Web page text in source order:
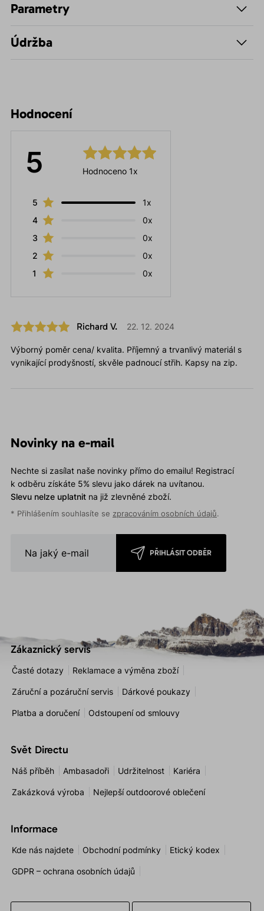
Parametry
Údržba
Hodnocení
5 Hodnoceno 1x
5
1x
4
0x
3
0x
2
0x
1
0x
Richard V. 22. 12. 2024
Výborný poměr cena/ kvalita. Příjemný a trvanlivý materiál s
vynikající prodyšností, skvěle padnoucí střih. Kapsy na zip.
Novinky na e-mail
Nechte si zasílat naše novinky přímo do emailu! Registrací
k odběru získáte 5% slevu jako dárek na uvítanou.
Slevu nelze uplatnitna již zlevněné zboží.
* Přihlášením souhlasíte se zpracováním osobních údajů.
PŘIHLÁSIT ODBĚR
Zákaznický servis
Časté dotazy Reklamace a výměna zboží
Záruční a pozáruční servis Dárkové poukazy
Platba a doručení Odstoupení od smlouvy
Svět Directu
Náš příběh Ambasadoři Udržitelnost Kariéra
Zakázková výroba Nejlepší outdoorové oblečení
Informace
Kde nás najdete Obchodní podmínky Etický kodex
GDPR – ochrana osobních údajů